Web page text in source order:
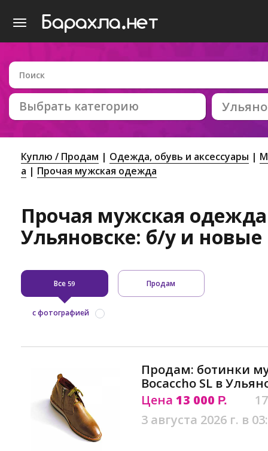
Выбрать категорию
Куплю / Продам Одежда, обувь и аксессуары
а
Прочая мужская одежда
Прочая мужская
Ульяновске: б/у и новые
Все59 Продам
с фотографией
Продам: ботинки
Bocaccho SL в
Цена 13 000 Р.
3 августа 2026 г. в